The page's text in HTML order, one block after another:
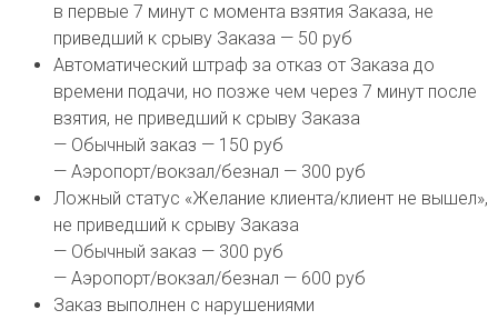
в первые 7 минут с момента взятия Заказа, не
приведший к срыву Заказа — 50 руб
Автоматический штраф за отказ от Заказа до
времени подачи, но позже чем через 7 минут после
взятия, не приведший к срыву Заказа
— Обычный заказ — 150 руб
— Аэропорт/вокзал/безнал — 300 руб
Ложный статус «Желание клиента/клиент не вышел»,
не приведший к срыву Заказа
— Обычный заказ — 300 руб
— Аэропорт/вокзал/безнал — 600 руб
Заказ выполнен с нарушениями